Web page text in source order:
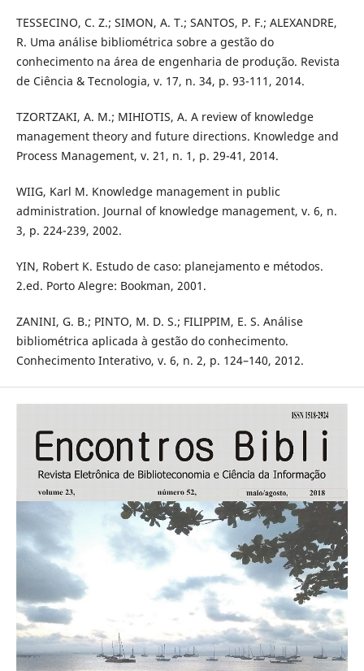
TESSECINO, C. Z.; SIMON, A. T.; SANTOS, P. F.; ALEXANDRE,
R. Uma análise bibliométrica sobre a gestão do
conhecimento na área de engenharia de produção. Revista
de Ciência & Tecnologia, v. 17, n. 34, p. 93-111, 2014.
TZORTZAKI, A. M.; MIHIOTIS, A. A review of knowledge
management theory and future directions. Knowledge and
Process Management, v. 21, n. 1, p. 29-41, 2014.
WIIG, Karl M. Knowledge management in public
administration. Journal of knowledge management, v. 6, n.
3, p. 224-239, 2002.
YIN, Robert K. Estudo de caso: planejamento e métodos.
2.ed. Porto Alegre: Bookman, 2001.
ZANINI, G. B.; PINTO, M. D. S.; FILIPPIM, E. S. Análise
bibliométrica aplicada à gestão do conhecimento.
Conhecimento Interativo, v. 6, n. 2, p. 124–140, 2012.